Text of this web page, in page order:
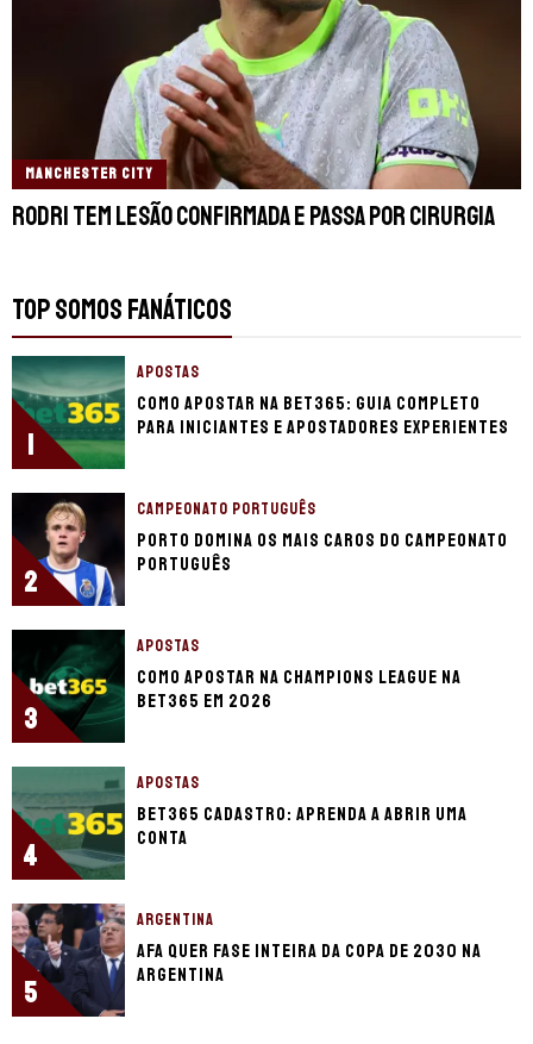
MANCHESTER CITY
Rodri tem lesão confirmada e passa por cirurgia
TOP SOMOS FANÁTICOS
1
APOSTAS
Como apostar na bet365: guia completo
para iniciantes e apostadores experientes
2
CAMPEONATO PORTUGUÊS
Porto domina os mais caros do Campeonato
Português
3
APOSTAS
Como apostar na Champions League na
bet365 em 2026
4
APOSTAS
bet365 cadastro: aprenda a abrir uma
conta
5
ARGENTINA
AFA quer fase inteira da Copa de 2030 na
Argentina